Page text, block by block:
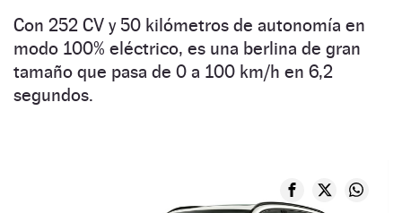
Con 252 CV y 50 kilómetros de autonomía en
modo 100% eléctrico, es una berlina de gran
tamaño que pasa de 0 a 100 km/h en 6,2
segundos.